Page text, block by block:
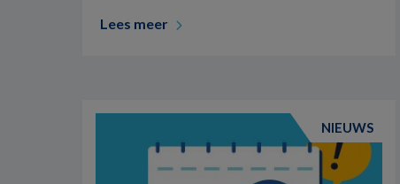
Lees meer
NIEUWS